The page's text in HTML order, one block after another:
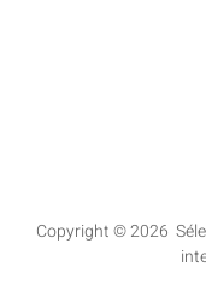
Copyright © 2026